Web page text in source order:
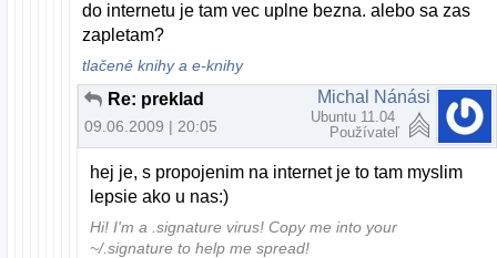
do internetu je tam vec uplne bezna. alebo sa zas
zapletam?
tlačené knihy a e-knihy
Re: preklad
09.06.2009 | 20:05
Michal Nánási
Ubuntu 11.04
Používateľ
hej je, s propojenim na internet je to tam myslim
lepsie ako u nas:)
Hi! I'm a .signature virus! Copy me into your
~/.signature to help me spread!